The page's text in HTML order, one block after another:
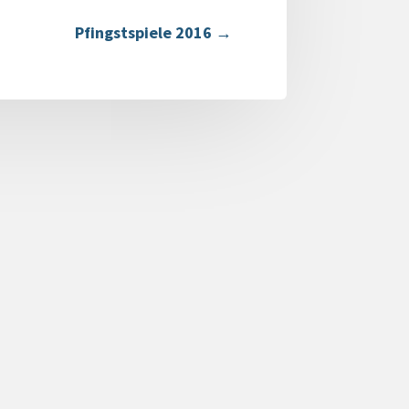
Pfingstspiele 2016 →